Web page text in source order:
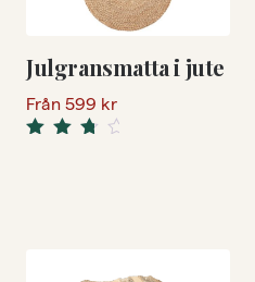
Julgransmatta i jute
Från 599 kr